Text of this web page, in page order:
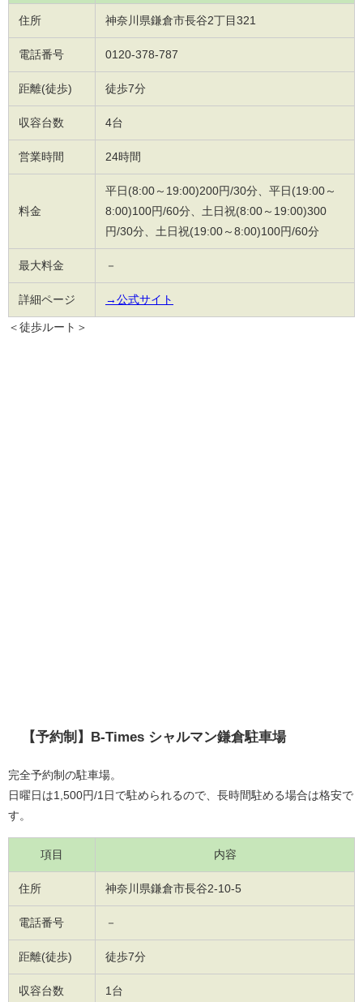
住所 神奈川県鎌倉市長谷2丁目321
電話番号 0120-378-787
距離(徒歩) 徒歩7分
収容台数 4台
営業時間 24時間
料金
平日(8:00～19:00)200円/30分、平日(19:00～
8:00)100円/60分、土日祝(8:00～19:00)300
円/30分、土日祝(19:00～8:00)100円/60分
最大料金 －
詳細ページ →公式サイト
＜徒歩ルート＞
【予約制】B-Times シャルマン鎌倉駐車場
完全予約制の駐車場。
日曜日は1,500円/1日で駐められるので、長時間駐める場合は格安で
す。
項目 内容
住所 神奈川県鎌倉市長谷2-10-5
電話番号 －
距離(徒歩) 徒歩7分
収容台数 1台